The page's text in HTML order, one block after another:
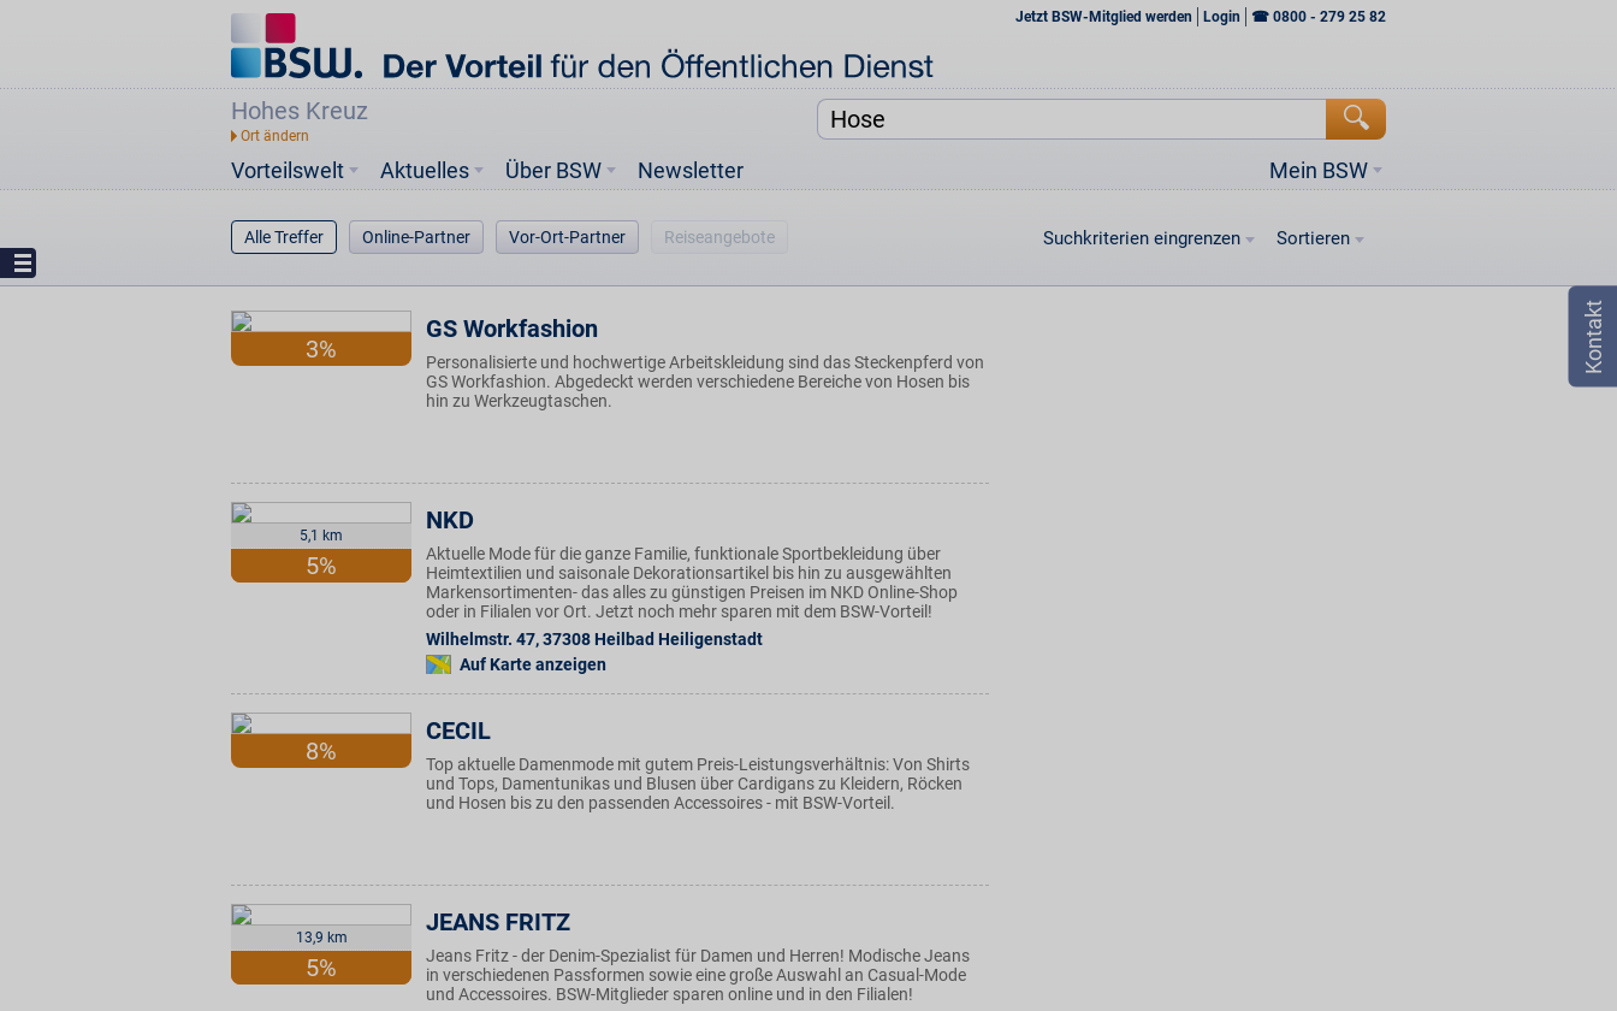
Jetzt BSW-Mitglied werden Login ☎ 0800 - 279 25 82
Hohes Kreuz
Vorteilswelt Mein BSW
Aktuelles Über BSW Newsletter
Alle Treffer Online-Partner Vor-Ort-Partner Reiseangebote Suchkriterien eingrenzen Sortieren
3%
GS Workfashion
Personalisierte und hochwertige Arbeitskleidung sind das Steckenpferd von
GS Workfashion. Abgedeckt werden verschiedene Bereiche von Hosen bis
hin zu Werkzeugtaschen.
5,1 km
5%
NKD
Aktuelle Mode für die ganze Familie, funktionale Sportbekleidung über
Heimtextilien und saisonale Dekorationsartikel bis hin zu ausgewählten
Markensortimenten- das alles zu günstigen Preisen im NKD Online-Shop
oder in Filialen vor Ort. Jetzt noch mehr sparen mit dem BSW-Vorteil!
Wilhelmstr. 47,37308 Heilbad Heiligenstadt
Auf Karte anzeigen
8%
CECIL
Top aktuelle Damenmode mit gutem Preis-Leistungsverhältnis: Von Shirts
und Tops, Damentunikas und Blusen über Cardigans zu Kleidern, Röcken
und Hosen bis zu den passenden Accessoires - mit BSW-Vorteil.
13,9 km
5%
JEANS FRITZ
Jeans Fritz - der Denim-Spezialist für Damen und Herren! Modische Jeans
in verschiedenen Passformen sowie eine große Auswahl an Casual-Mode
und Accessoires. BSW-Mitglieder sparen online und in den Filialen!